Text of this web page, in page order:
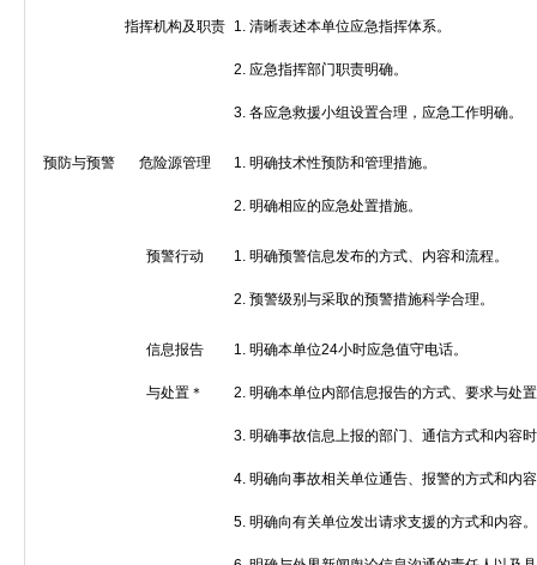
指挥机构及职责 1. 清晰表述本单位应急指挥体系。
2. 应急指挥部门职责明确。
3. 各应急救援小组设置合理，应急工作明确。
预防与预警 危险源管理 1. 明确技术性预防和管理措施。
2. 明确相应的应急处置措施。
预警行动 1. 明确预警信息发布的方式、内容和流程。
2. 预警级别与采取的预警措施科学合理。
信息报告
与处置＊
1. 明确本单位24小时应急值守电话。
2. 明确本单位内部信息报告的方式、要求与处
3. 明确事故信息上报的部门、通信方式和内容
4. 明确向事故相关单位通告、报警的方式和内
5. 明确向有关单位发出请求支援的方式和内容。